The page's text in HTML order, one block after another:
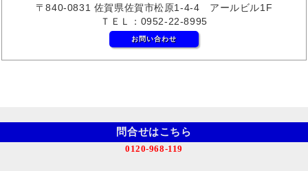
〒840-0831 佐賀県佐賀市松原1-4-4 アールビル1F
ＴＥＬ：0952-22-8995
お問い合わせ
問合せはこちら
0120-968-119